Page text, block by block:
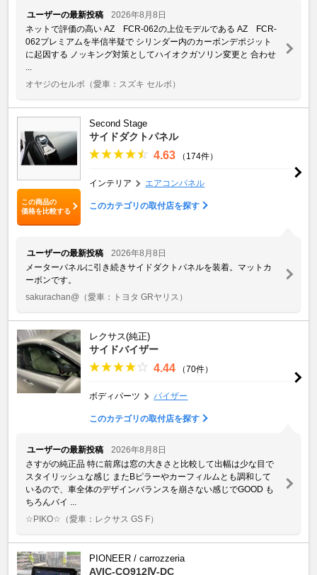
ユーザーの最新投稿
2026年8月8日
ネットで評価の高い AZ FCR-062の上位モデルである AZ FCR-
062プレミアムを半信半疑で シリンダー内のカーボンデポジット
に起因する ノッキング対策としてハイオクガソリン変更と 合わせ
オヤジのセルボ （愛車：スズキ セルボ）
この商品の
価格を比較する
Second Stage
サイドダクトパネル
4.63 （174件）
インテリア エアコンパネル
このカテゴリの取付店を探す
ユーザーの最新投稿
2026年8月8日
メーターパネルに引き続きサイドダクトパネルを装着。マットカ
ーボンです。
sakurachan@ （愛車：トヨタ GRヤリス）
レクサス(純正)
サイドバイザー
4.44 （70件）
ボディパーツ バイザー
このカテゴリの取付店を探す
ユーザーの最新投稿
2026年8月8日
さすがの純正品 特に前席は窓の大きさと比較して出幅は少な目で
スタイリッシュな感じ またBピラーやカーフィルムとも調和して
いるので、車全体のデザインバランスを崩さない感じでGOOD も
ちろんバイ ...
☆PIKO☆ （愛車：レクサス GS F）
PIONEER / carrozzeria
AVIC-CQ912Ⅳ-DC